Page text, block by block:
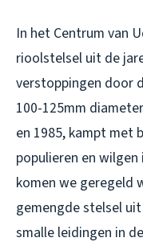
In het Centrum van
rioolstelsel uit de
verstoppingen door
100-125mm
en 1985, kampt
populieren en
komen we geregeld
gemengde stelsel
smalle leidingen in